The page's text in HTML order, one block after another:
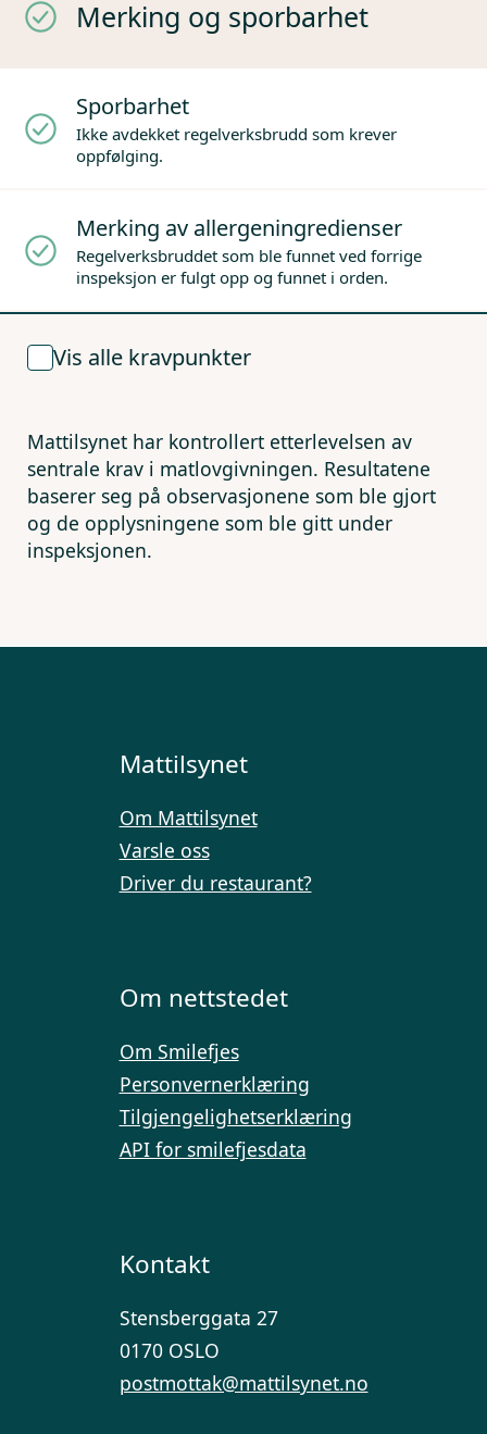
Merking og sporbarhet
Sporbarhet
Ikke avdekket regelverksbrudd som krever
oppfølging.
Merking av allergeningredienser
Regelverksbruddet som ble funnet ved forrige
inspeksjon er fulgt opp og funnet i orden.
Vis alle kravpunkter
Mattilsynet har kontrollert etterlevelsen av
sentrale krav i matlovgivningen. Resultatene
baserer seg på observasjonene som ble gjort
og de opplysningene som ble gitt under
inspeksjonen.
Mattilsynet
Om Mattilsynet
Varsle oss
Driver du restaurant?
Om nettstedet
Om Smilefjes
Personvernerklæring
Tilgjengelighetserklæring
API for smilefjesdata
Kontakt
Stensberggata 27
0170 OSLO
postmottak@mattilsynet.no